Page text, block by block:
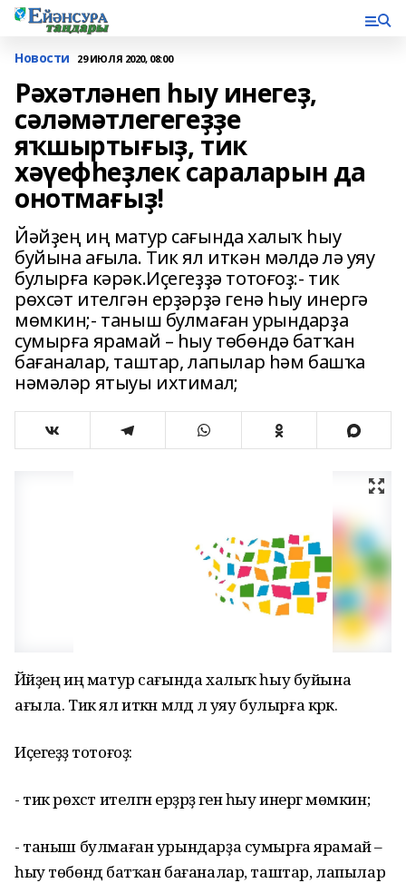
Новости 29 ИЮЛЯ 2020, 08:00
Рәхәтләнеп һыу инегеҙ,
сәләмәтлегегеҙҙе
яҡшыртығыҙ, тик
хәүефһеҙлек сараларын да
онотмағыҙ!
Йәйҙең иң матур сағында халыҡ һыу
буйына ағыла. Тик ял иткән мәлдә лә уяу
булырға кәрәк.Иҫегеҙҙә тотоғоҙ:- тик
рөхсәт ителгән ерҙәрҙә генә һыу инергә
мөмкин;- таныш булмаған урындарҙа
сумырға ярамай – һыу төбөндә батҡан
бағаналар, таштар, лапылар һәм башҡа
нәмәләр ятыуы ихтимал;
Йәйҙең иң матур сағында халыҡ һыу буйына
ағыла. Тик ял иткән мәлдә лә уяу булырға кәрәк.
Иҫегеҙҙә тотоғоҙ:
- тик рөхсәт ителгән ерҙәрҙә генә һыу инергә мөмкин;
- таныш булмаған урындарҙа сумырға ярамай –
һыу төбөндә батҡан бағаналар, таштар, лапылар